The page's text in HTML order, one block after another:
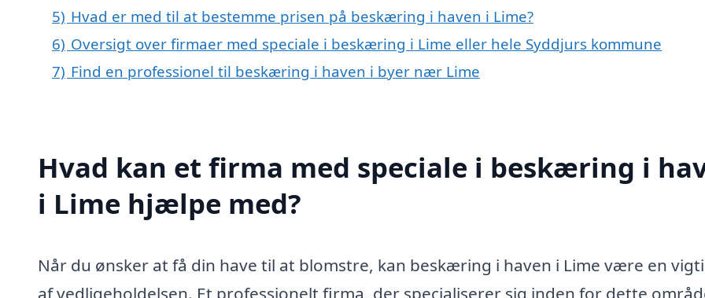
5) Hvad er med til at bestemme prisen på beskæring i haven i Lime?
6) Oversigt over firmaer med speciale i beskæring i Lime eller hele Syddjurs kommune
7) Find en professionel til beskæring i haven i byer nær Lime
Hvad kan et firma med speciale i beskæring i
i Lime hjælpe med?
Når du ønsker at få din have til at blomstre, kan beskæring i haven i Lime være en
af vedligeholdelsen. Et professionelt firma, der specialiserer sig inden for dette